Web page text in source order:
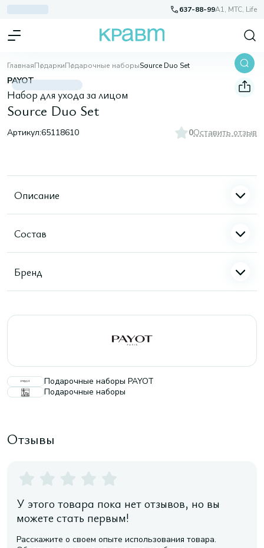
637-88-99A1, МТС, Life
ГлавнаяПодаркиПодарочные наборыSource Duo Set
PAYOT
Набор для ухода за лицом
Source Duo Set
Артикул:65118610 0Оставить отзыв
Описание
Состав
Бренд
Подарочные наборы PAYOT
Подарочные наборы
Отзывы
У этого товара пока нет отзывов, но вы
можете стать первым!
Расскажите о своем опыте использования товара.